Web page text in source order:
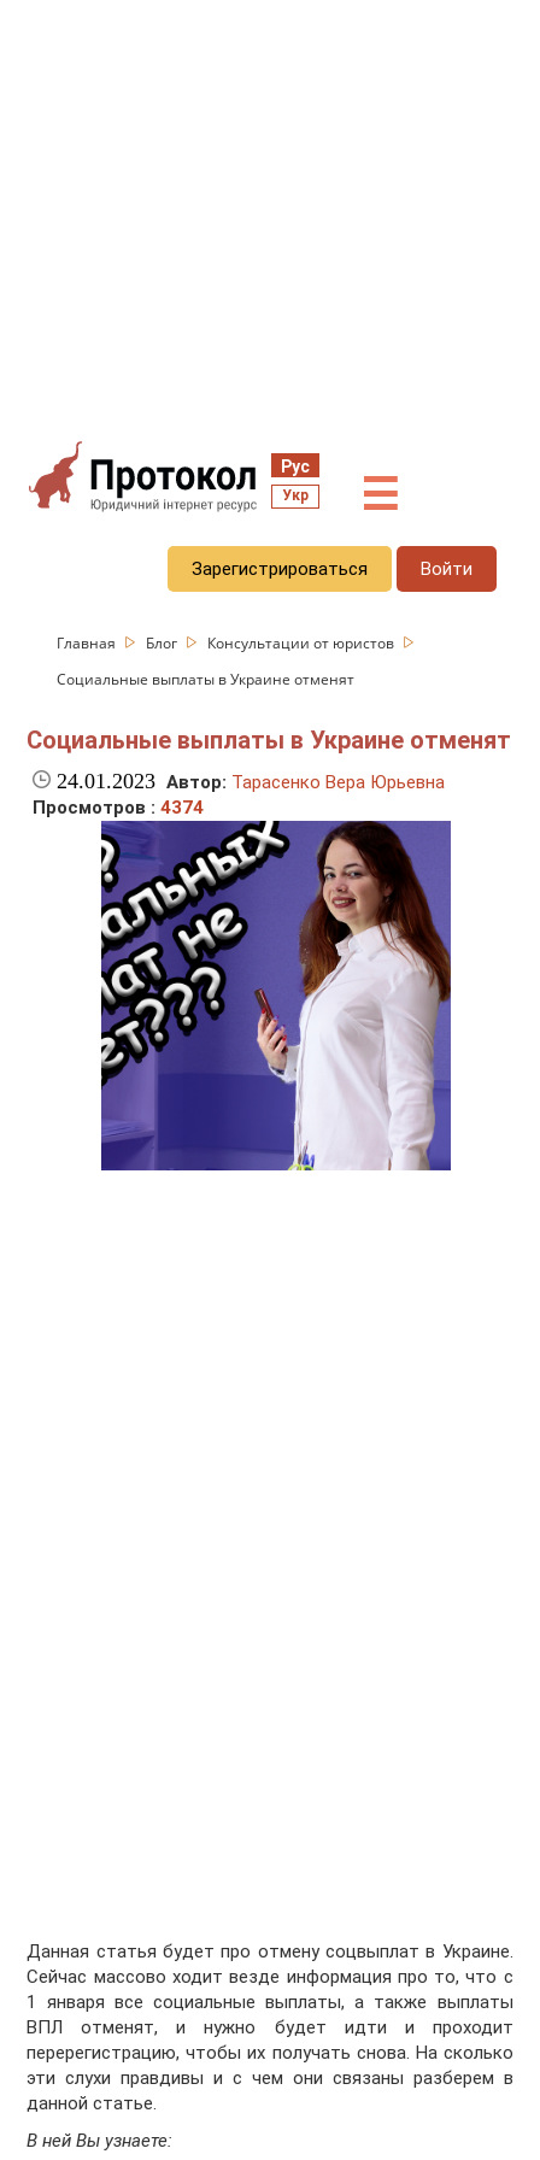
Рус
Укр ☰
Зарегистрироваться Войти
Главная Блог
Консультации от юристов
Социальные выплаты в Украине отменят
Социальные выплаты в Украине отменят
24.01.2023 Автор: Тарасенко Вера Юрьевна
Просмотров :4374
Данная статья будет про отмену соцвыплат в Украине.
Сейчас массово ходит везде информация про то, что с
1 января все социальные выплаты, а также выплаты
ВПЛ отменят, и нужно будет идти и проходит
перерегистрацию, чтобы их получать снова. На сколько
эти слухи правдивы и с чем они связаны разберем в
данной статье.
В ней Вы узнаете: